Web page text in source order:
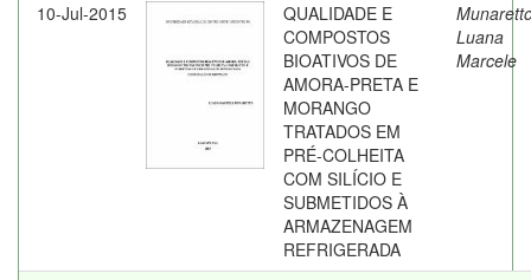
10-Jul-2015
QUALIDADE E
COMPOSTOS
BIOATIVOS DE
AMORA-PRETA E
MORANGO
TRATADOS EM
PRÉ-COLHEITA
COM SILÍCIO E
SUBMETIDOS À
ARMAZENAGEM
REFRIGERADA
Luana
Marcele